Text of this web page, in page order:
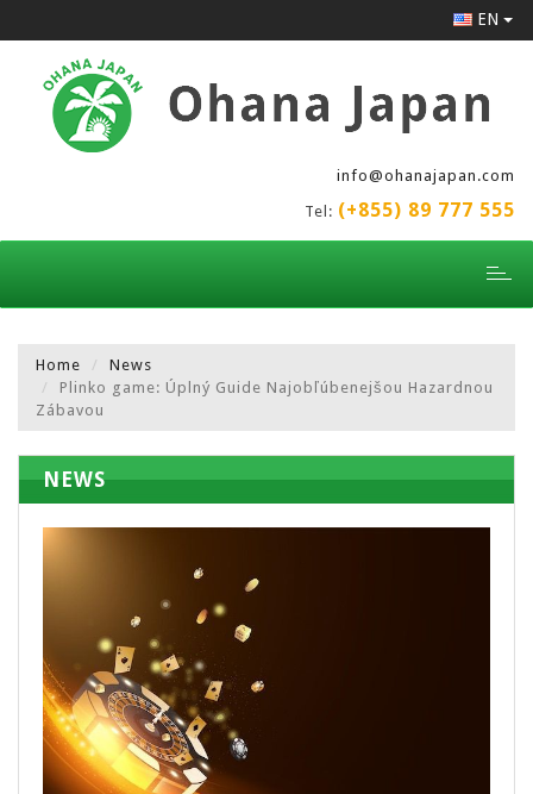
EN
info@ohanajapan.com
Tel: (+855) 89 777 555
Toggle
Home
News
Plinko game: Úplný Guide Najobľúbenejšou Hazardnou
Zábavou
NEWS